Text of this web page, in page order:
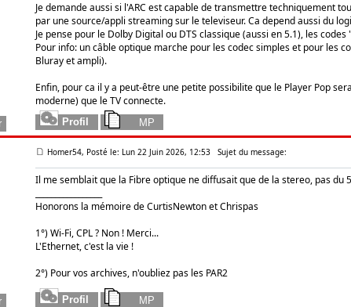
Je demande aussi si l'ARC est capable de transmettre techniquement
par une source/appli streaming sur le televiseur. Ca depend aussi du
Je pense pour le Dolby Digital ou DTS classique (aussi en 5.1), les
Pour info: un câble optique marche pour les codec simples et pour les
Bluray et ampli).
Enfin, pour ca il y a peut-être une petite possibilite que le Player Pop
moderne) que le TV connecte.
Homer54, Posté le: Lun 22 Juin 2026, 12:53 Sujet du message:
Il me semblait que la Fibre optique ne diffusait que de la stereo, pas du
Honorons la mémoire de CurtisNewton et Chrispas
1°) Wi-Fi, CPL ? Non ! Merci...
L'Ethernet, c'est la vie !
2°) Pour vos archives, n'oubliez pas les PAR2